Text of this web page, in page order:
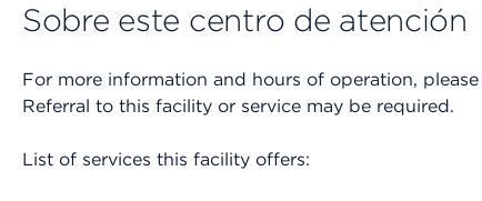
Sobre este centro de atención
For more information and hours of operation,
Referral to this facility or service may be required.
List of services this facility offers: